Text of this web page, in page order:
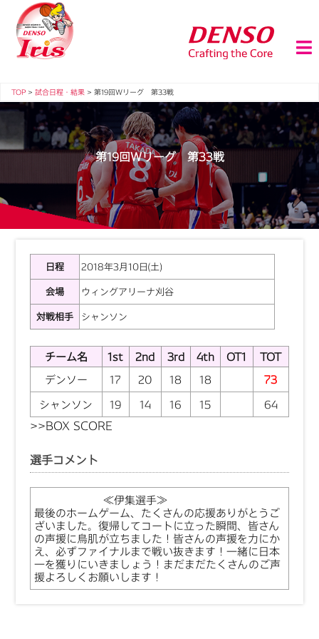
TOP > 試合日程・結果 > 第19回Ｗリーグ 第33戦
第19回Ｗリーグ 第33戦
日程
2018年3月10日(土)
会場
ウィングアリーナ刈谷
対戦相手
シャンソン
チーム名 1st 2nd 3rd 4th OT1
TOT
デンソー
17 20 18 18
73
シャンソン
19 14 16 15 64
>>BOX SCORE
選手コメント
≪伊集選手≫
最後のホームゲーム、たくさんの応援ありがとうご
ざいました。復帰してコートに立った瞬間、皆さん
の声援に鳥肌が立ちました！皆さんの声援を力にか
え、必ずファイナルまで戦い抜きます！一緒に日本
一を獲りにいきましょう！まだまだたくさんのご声
援よろしくお願いします！